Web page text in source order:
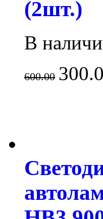
(2шт.)
В
600.00